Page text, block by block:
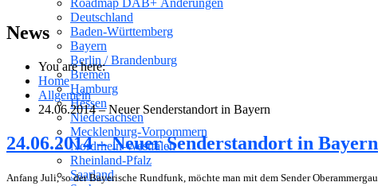
Deutschland
Baden-Württemberg
Bayern
Berlin / Brandenburg
Bremen
Hamburg
Hessen
Niedersachsen
Mecklenburg-Vorpommern
Nordrhein-Westfalen
Rheinland-Pfalz
Saarland
News
You are here:
Home
Allgemein
24.06.2014 – Neuer Senderstandort in Bayern
24.06.2014 – Neuer Senderstandort in Bayern
Anfang Juli, so der Bayerische Rundfunk, möchte man mit dem Sender